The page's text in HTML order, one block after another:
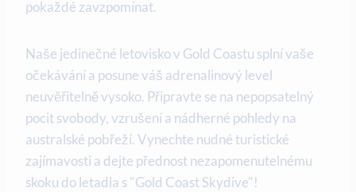
pokaždé zavzpomínat.
Naše jedinečné letovisko v Gold Coastu splní vaše
očekávání a posune váš adrenalinový level
neuvěřitelně vysoko. Připravte se na nepopsatelný
pocit svobody, vzrušení a nádherné pohledy na
australské pobřeží. Vynechte nudné turistické
zajímavosti a dejte přednost nezapomenutelnému
skoku do letadla s "Gold Coast Skydive"!